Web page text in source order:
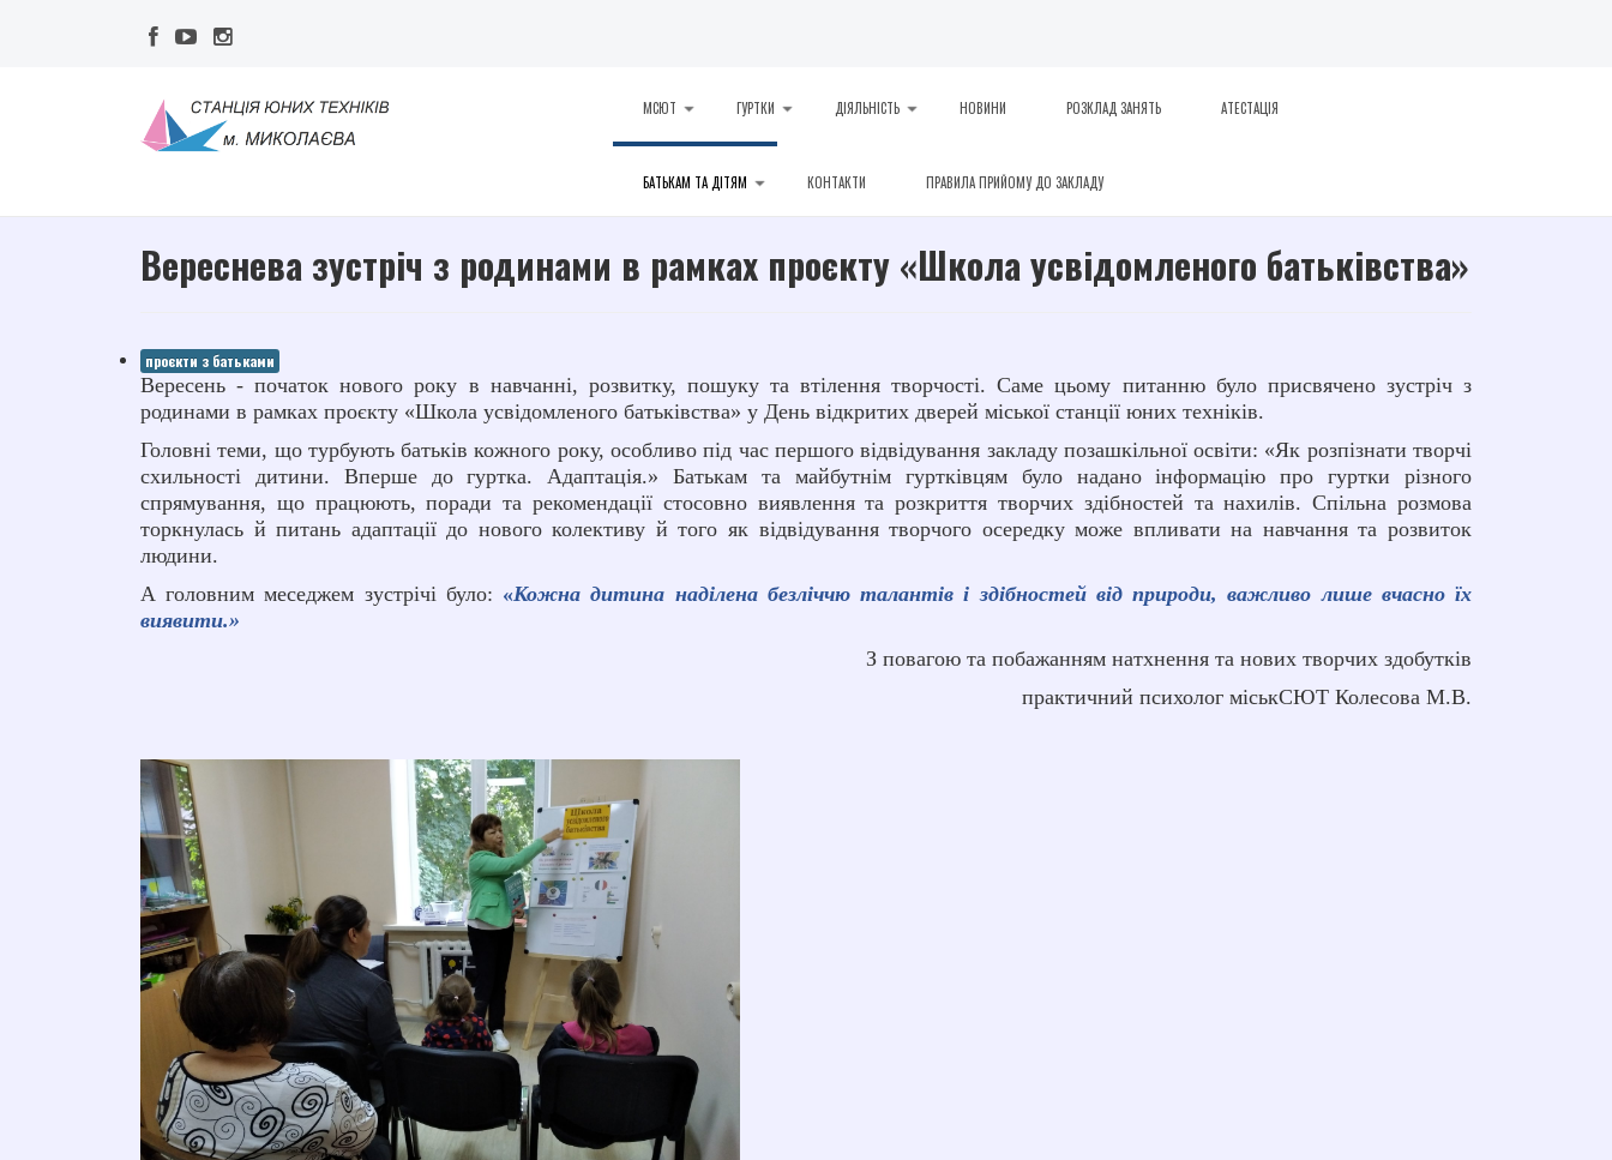
МСЮТ ГУРТКИ ДІЯЛЬНІСТЬ НОВИНИ РОЗКЛАД ЗАНЯТЬ АТЕСТАЦІЯ
БАТЬКАМ ТА ДІТЯМ КОНТАКТИ ПРАВИЛА ПРИЙОМУ ДО ЗАКЛАДУ
Вереснева зустріч з родинами в рамках проєкту «Школа усвідомленого батьківства»
проєкти з батьками
Вересень - початок нового року в навчанні, розвитку, пошуку та втілення творчості. Саме цьому питанню було присвячено зустріч з
родинами в рамках проєкту «Школа усвідомленого батьківства» у День відкритих дверей міської станції юних техніків.
Головні теми, що турбують батьків кожного року, особливо під час першого відвідування закладу позашкільної освіти: «Як розпізнати творчі
схильності дитини. Вперше до гуртка. Адаптація.» Батькам та майбутнім гуртківцям було надано інформацію про гуртки різного
спрямування, що працюють, поради та рекомендації стосовно виявлення та розкриття творчих здібностей та нахилів. Спільна розмова
торкнулась й питань адаптації до нового колективу й того як відвідування творчого осередку може впливати на навчання та розвиток
людини.
А головним меседжем зустрічі було: «Кожна дитина наділена безліччю талантів і здібностей від природи, важливо лише вчасно їх
виявити.»
З повагою та побажанням натхнення та нових творчих здобутків
практичний психолог міськСЮТ Колесова М.В.